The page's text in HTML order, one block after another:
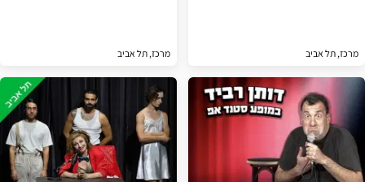
מרכז, תל אביב מרכז, תל אביב